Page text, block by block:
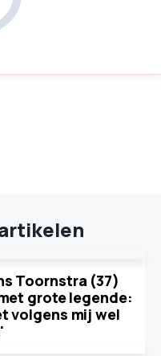
Toornstra (37)
grote legende:
volgens mij wel